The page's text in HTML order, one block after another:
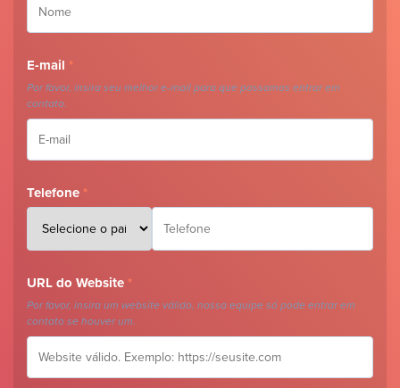
E-mail *
Por favor, insira seu melhor e-mail para que possamos entrar em
contato.
Telefone *
URL do Website *
Por favor, insira um website válido, nossa equipe só pode entrar em
contato se houver um.